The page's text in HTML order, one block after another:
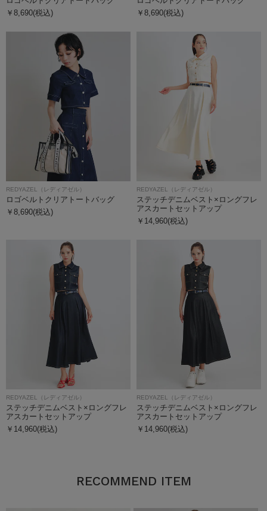
￥8,690(税込)
￥8,690(税込)
REDYAZEL（レディアゼル）
ロゴベルトクリアトートバッグ
￥8,690(税込)
REDYAZEL（レディアゼル）
ステッチデニムベスト×ロングフレ
アスカートセットアップ
￥14,960(税込)
REDYAZEL（レディアゼル）
ステッチデニムベスト×ロングフレ
アスカートセットアップ
￥14,960(税込)
REDYAZEL（レディアゼル）
ステッチデニムベスト×ロングフレ
アスカートセットアップ
￥14,960(税込)
RECOMMEND ITEM